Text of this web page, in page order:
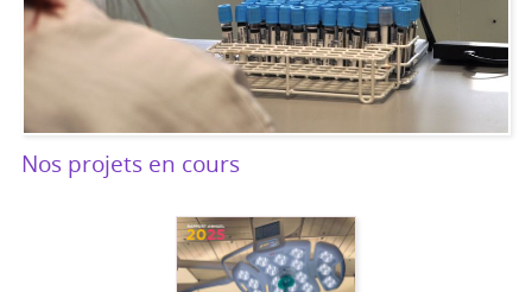
Nos projets en cours